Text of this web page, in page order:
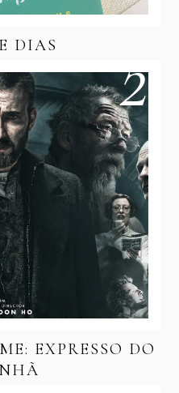
DIAS
EXPRESSO DO